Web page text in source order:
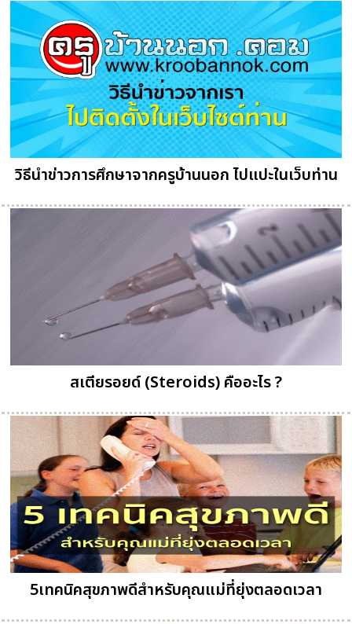
วิธีนำข่าวการศึกษาจากครูบ้านนอก ไปแปะในเว็บท่าน
สเตียรอยด์ (Steroids) คืออะไร ?
5เทคนิคสุขภาพดีสำหรับคุณแม่ที่ยุ่งตลอดเวลา